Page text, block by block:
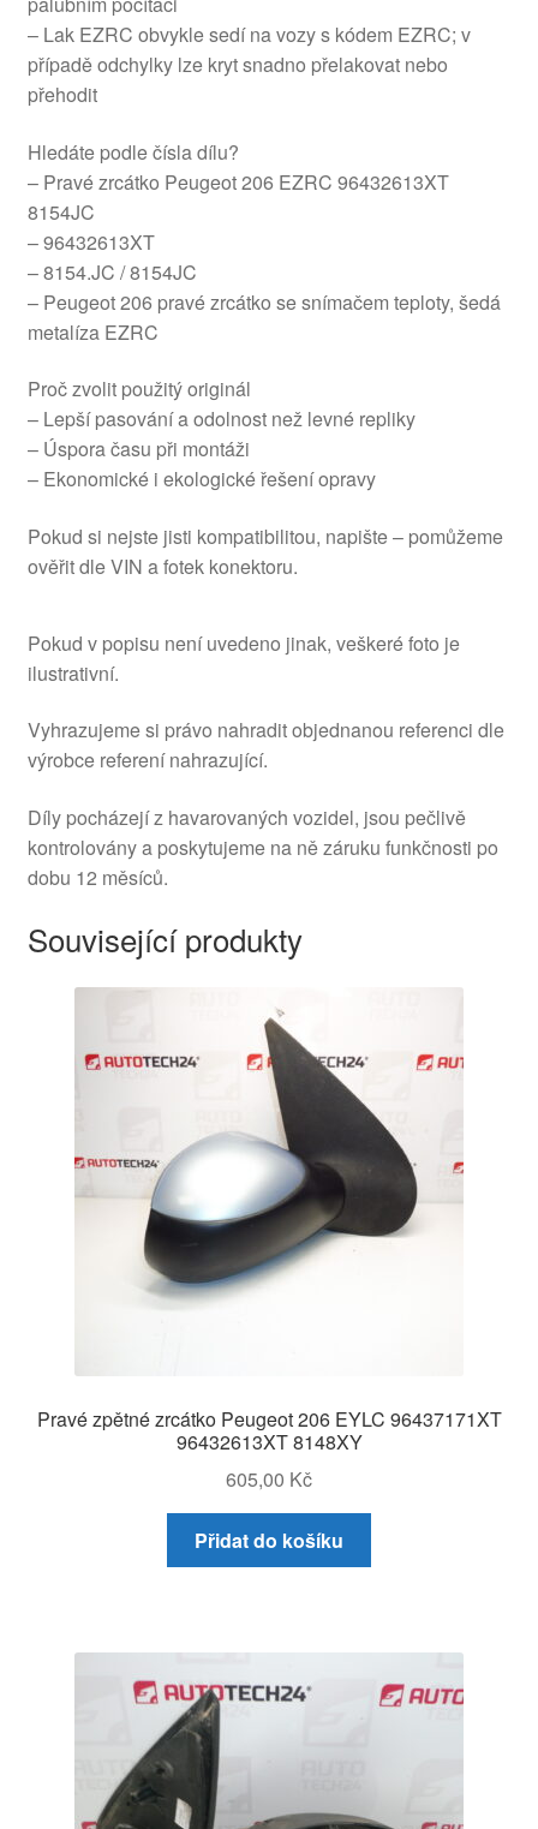
– Lak EZRC obvykle sedí na vozy s kódem EZRC; v
případě odchylky lze kryt snadno přelakovat nebo
přehodit
Hledáte podle čísla dílu?
– Pravé zrcátko Peugeot 206 EZRC 96432613XT
8154JC
– 96432613XT
– 8154.JC / 8154JC
– Peugeot 206 pravé zrcátko se snímačem teploty, šedá
metalíza EZRC
Proč zvolit použitý originál
– Lepší pasování a odolnost než levné repliky
– Úspora času při montáži
– Ekonomické i ekologické řešení opravy
Pokud si nejste jisti kompatibilitou, napište – pomůžeme
ověřit dle VIN a fotek konektoru.
Pokud v popisu není uvedeno jinak, veškeré foto je
ilustrativní.
Vyhrazujeme si právo nahradit objednanou referenci dle
výrobce referení nahrazující.
Díly pocházejí z havarovaných vozidel, jsou pečlivě
kontrolovány a poskytujeme na ně záruku funkčnosti po
dobu 12 měsíců.
Související produkty
Pravé zpětné zrcátko Peugeot 206 EYLC 96437171XT
96432613XT 8148XY
605,00 Kč
Přidat do košíku